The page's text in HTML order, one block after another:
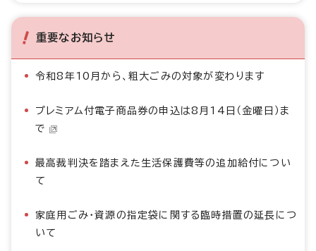
重要なお知らせ
令和8年10月から、粗大ごみの対象が変わります
プレミアム付電子商品券の申込は8月14日（金曜日）ま
で
最高裁判決を踏まえた生活保護費等の追加給付につい
て
家庭用ごみ・資源の指定袋に関する臨時措置の延長につ
いて